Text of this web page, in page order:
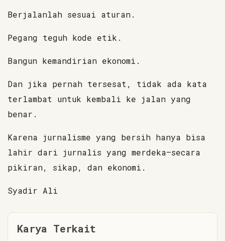
Berjalanlah sesuai aturan.
Pegang teguh kode etik.
Bangun kemandirian ekonomi.
Dan jika pernah tersesat, tidak ada kata
terlambat untuk kembali ke jalan yang
benar.
Karena jurnalisme yang bersih hanya bisa
lahir dari jurnalis yang merdeka—secara
pikiran, sikap, dan ekonomi.
Syadir Ali
Karya Terkait